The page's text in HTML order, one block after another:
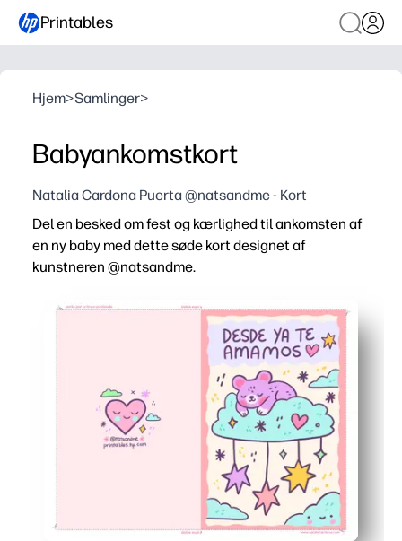
Printables
Hjem>Samlinger>
Babyankomstkort
Natalia Cardona Puerta @natsandme - Kort
Del en besked om fest og kærlighed til ankomsten af
en ny baby med dette søde kort designet af
kunstneren @natsandme.
Udskriv, fold og underskriv i minutter - perfekt, når du
Kunstnerformet illustration tilføjer varme og charme -
Blank inderside for inderlige beskeder - tilpas til
Designet til nem hjemmeudskrivning - fungerer med